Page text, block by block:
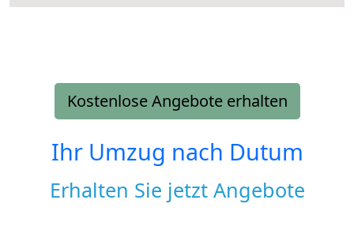
Kostenlose Angebote erhalten
Ihr Umzug nach Dutum
Erhalten Sie jetzt Angebote